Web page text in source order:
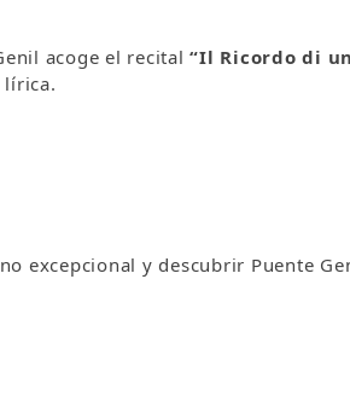
acoge el recital“Il Ricordo di
lírica.
excepcional y descubrir Puente